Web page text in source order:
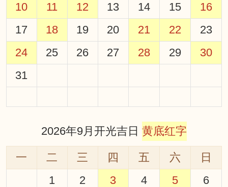
10
11 12 13 14 15
16
17
18 19 20 21 22
23
24
25 26 27 28 29
30
31
2026年9月开光吉日 黄底红字
一 二 三 四 五 六
日
1
2 3 4 5
6